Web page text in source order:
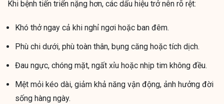
Khi bệnh tiến triển nặng hơn, các dấu hiệu trở nên rõ rệt:
Khó thở ngay cả khi nghỉ ngơi hoặc ban đêm.
Phù chi dưới, phù toàn thân, bụng căng hoặc tích dịch.
Đau ngực, chóng mặt, ngất xỉu hoặc nhịp tim không đều.
Mệt mỏi kéo dài, giảm khả năng vận động, ảnh hưởng đời
sống hàng ngày.